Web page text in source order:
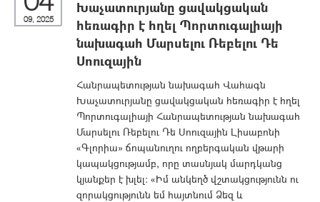
09, 2025
Խաչատուրյանը ցավակցական
հեռագիր է հղել Պորտուգալիայի
նախագահ Մարսելու Ռեբելու Դե
Սոուզային
Հանրապետության նախագահ Վահագն
Խաչատուրյանը ցավակցական հեռագիր է հղել
Պորտուգալիայի Հանրապետության նախագահ
Մարսելու Ռեբելու Դե Սոուզային Լիսաբոնի
«Գլորիա» ճոպանուղու ողբերգական վթարի
կապակցությամբ, որը տասնյակ մարդկանց
կյանքեր է խլել։ «Իմ անկեղծ վշտակցությունն ու
զորակցությունն եմ հայտնում Ձեզ և